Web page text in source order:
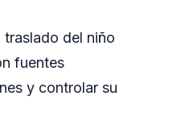
del niño
fuentes
y controlar su